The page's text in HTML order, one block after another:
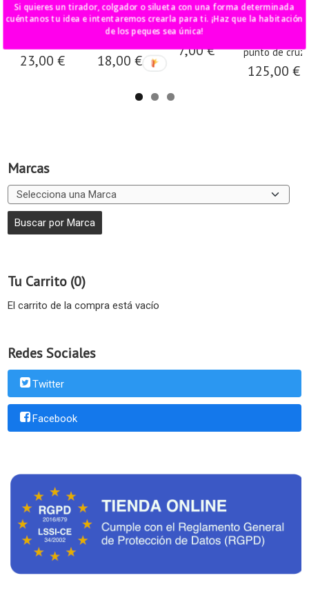
Marcas
Tu Carrito (0)
El carrito de la compra está vacío
Redes Sociales
Twitter
Facebook
23,00 €
pack 2 siluetas
18,00 €
tipi pared
7,00 € punto de cruz
125,00 €
Si quieres un tirador, colgador o silueta con una forma determinada
cuéntanos tu idea e intentaremos crearla para ti. ¡Haz que la habitación
de los peques sea única!